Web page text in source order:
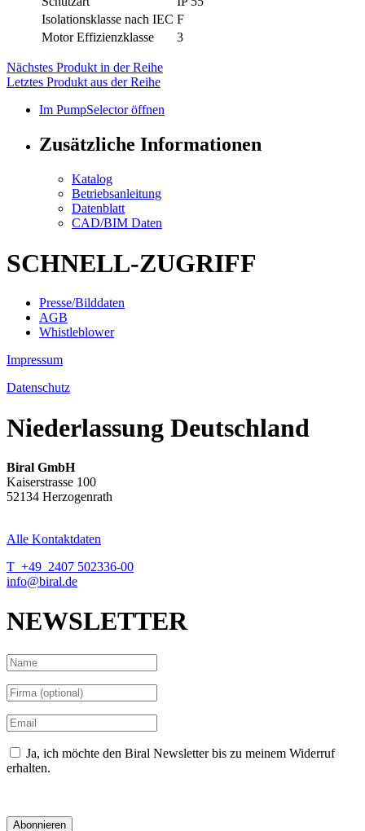
Isolationsklasse nach IEC F
Motor Effizienzklasse
3
Nächstes Produkt in der Reihe
Letztes Produkt aus der Reihe
Im PumpSelector öffnen
Zusätzliche Informationen
Katalog
Betriebsanleitung
Datenblatt
CAD/BIM Daten
SCHNELL-ZUGRIFF
Presse/Bilddaten
AGB
Whistleblower
Impressum
Datenschutz
Niederlassung Deutschland
Biral GmbH
Kaiserstrasse 100
52134 Herzogenrath
Alle Kontaktdaten
T +49 2407 502336-00
info@biral.de
NEWSLETTER
Ja, ich möchte den Biral Newsletter bis zu meinem Widerruf
erhalten.
Abonnieren